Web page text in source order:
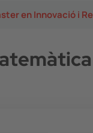
en Innovació i